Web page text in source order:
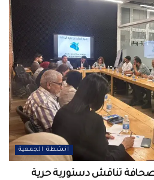
انشطة الجمعية
تناقش دستورية حرية